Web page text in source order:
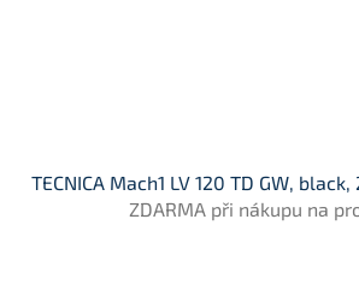
TECNICA Mach1 LV 120 TD GW,
ZDARMA při nákupu na